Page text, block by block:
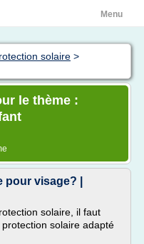
Menu
solaire >
le thème :
visage? |
solaire, il faut
solaire adapté